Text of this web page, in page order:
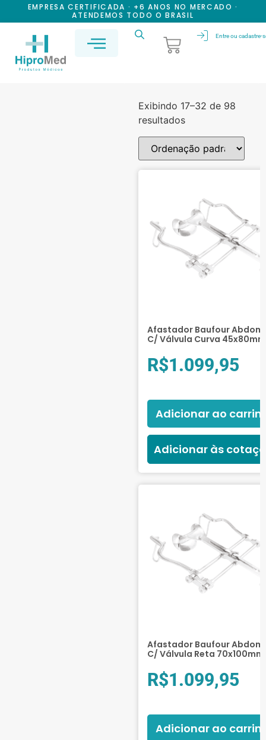
EMPRESA CERTIFICADA · +6 ANOS NO MERCADO ·
ATENDEMOS TODO O BRASIL
Entre ou cadastre-
Exibindo 17–32 de 98
resultados
Afastador Baufour
C/ Válvula Curva 45x80mm
R$1.099,95
Adicionar ao
Adicionar às
Afastador Baufour
C/ Válvula Reta 70x100mm
R$1.099,95
Adicionar ao